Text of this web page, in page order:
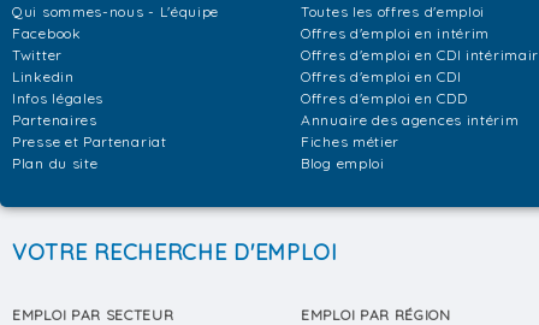
Qui sommes-nous - L'équipe
Facebook
Twitter
Linkedin
Infos légales
Partenaires
Presse et Partenariat
Plan du site
Toutes les offres d'emploi
Offres d'emploi en intérim
Offres d'emploi en CDI
Offres d'emploi en CDI
Offres d'emploi en CDD
Annuaire des agences intérim
Fiches métier
Blog emploi
VOTRE RECHERCHE D'EMPLOI
EMPLOI PAR SECTEUR
EMPLOI PAR RÉGION